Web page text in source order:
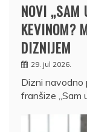
NOVI „SAM
KEVINOM?
DIZNIJEM
29. jul 2026.
Dizni navodno
franšize „Sam